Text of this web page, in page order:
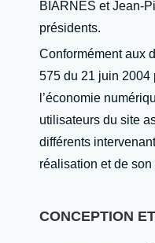
BIARNES et Jean-
présidents.
Conformément aux
575 du 21 juin 2004
l’économie
utilisateurs du site
différents
réalisation et de son
CONCEPTION